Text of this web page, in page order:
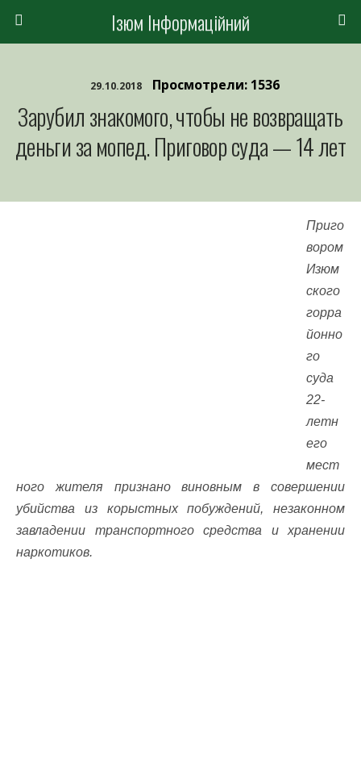
Ізюм Інформаційний
29.10.2018 Просмотрели: 1536
Зарубил знакомого, чтобы не возвращать
деньги за мопед. Приговор суда — 14 лет
Приго
вором
Изюм
ского
горра
йонно
го
суда
22-
летн
его
мест
ного жителя признано виновным в совершении
убийства из корыстных побуждений, незаконном
завладении транспортного средства и хранении
наркотиков.